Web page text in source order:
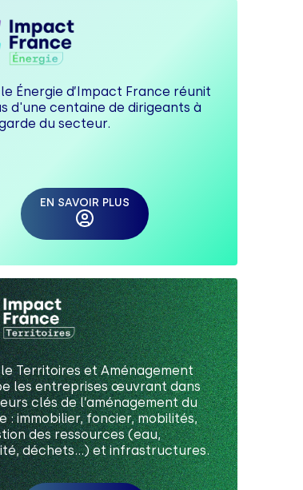
Énergie d’Impact France réunit
d'une centaine de dirigeants à
du secteur.
EN SAVOIR PLUS
Territoires et Aménagement
les entreprises œuvrant dans
clés de l’aménagement du
: immobilier, foncier, mobilités,
des ressources (eau,
déchets...) et infrastructures.